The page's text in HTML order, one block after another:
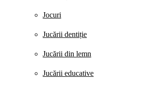
Jocuri
Jucării dentiție
Jucării din lemn
Jucării educative